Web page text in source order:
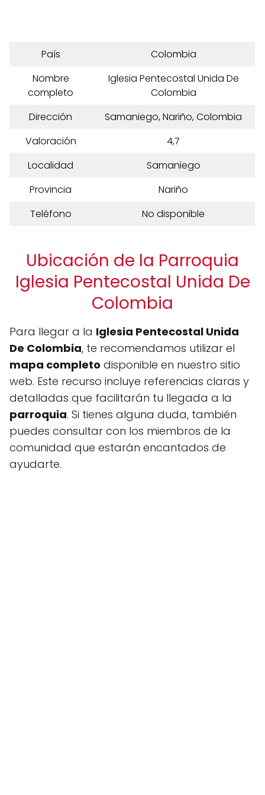
País
Colombia
Nombre
completo
Iglesia Pentecostal Unida De
Colombia
Dirección
Samaniego, Nariño, Colombia
Valoración
4,7
Localidad
Samaniego
Provincia
Nariño
Teléfono
No disponible
Ubicación de la Parroquia
Iglesia Pentecostal Unida De
Colombia
Para llegar a la Iglesia Pentecostal Unida
De Colombia, te recomendamos utilizar el
mapa completo disponible en nuestro sitio
web. Este recurso incluye referencias claras y
detalladas que facilitarán tu llegada a la
parroquia. Si tienes alguna duda, también
puedes consultar con los miembros de la
comunidad que estarán encantados de
ayudarte.